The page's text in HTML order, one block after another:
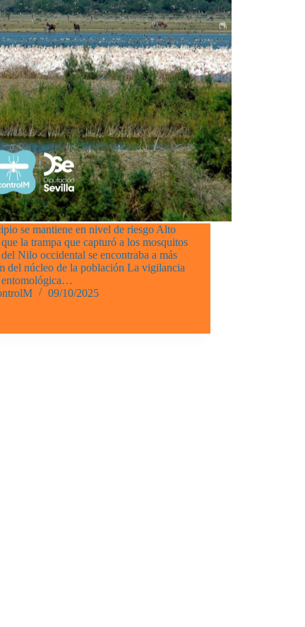
se mantiene en nivel de riesgo Alto
la trampa que capturó a los mosquitos
Nilo occidental se encontraba a más
del núcleo de la población La vigilancia
entomológica…
09/10/2025